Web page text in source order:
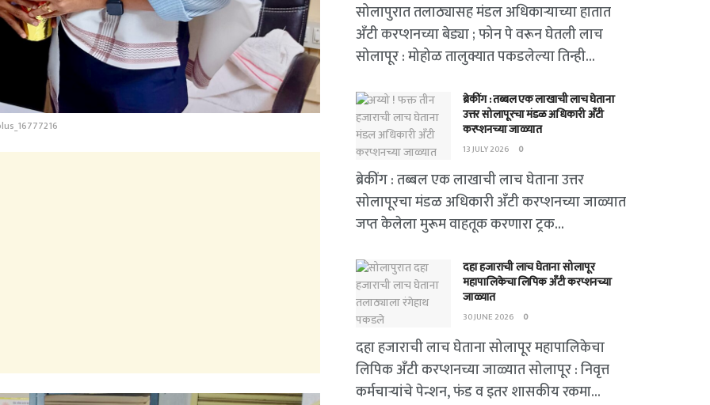
सोलापुरात तलाठ्यासह मंडल अधिकाऱ्याच्या हातात
अँटी करप्शनच्या बेड्या ; फोन पे वरून घेतली लाच
सोलापूर : मोहोळ तालुक्यात पकडलेल्या तिन्ही...
ब्रेकींग : तब्बल एक लाखाची लाच घेताना
उत्तर सोलापूरचा मंडळ अधिकारी अँटी
करप्शनच्या जाळ्यात
13 JULY 2026 0
ब्रेकींग : तब्बल एक लाखाची लाच घेताना उत्तर
सोलापूरचा मंडळ अधिकारी अँटी करप्शनच्या जाळ्यात
जप्त केलेला मुरूम वाहतूक करणारा ट्रक...
दहा हजाराची लाच घेताना सोलापूर
महापालिकेचा लिपिक अँटी करप्शनच्या
जाळ्यात
30 JUNE 2026 0
दहा हजाराची लाच घेताना सोलापूर महापालिकेचा
लिपिक अँटी करप्शनच्या जाळ्यात सोलापूर : निवृत्त
कर्मचाऱ्यांचे पेन्शन, फंड व इतर शासकीय रकमा...